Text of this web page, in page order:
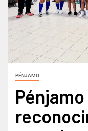
PÉNJAMO